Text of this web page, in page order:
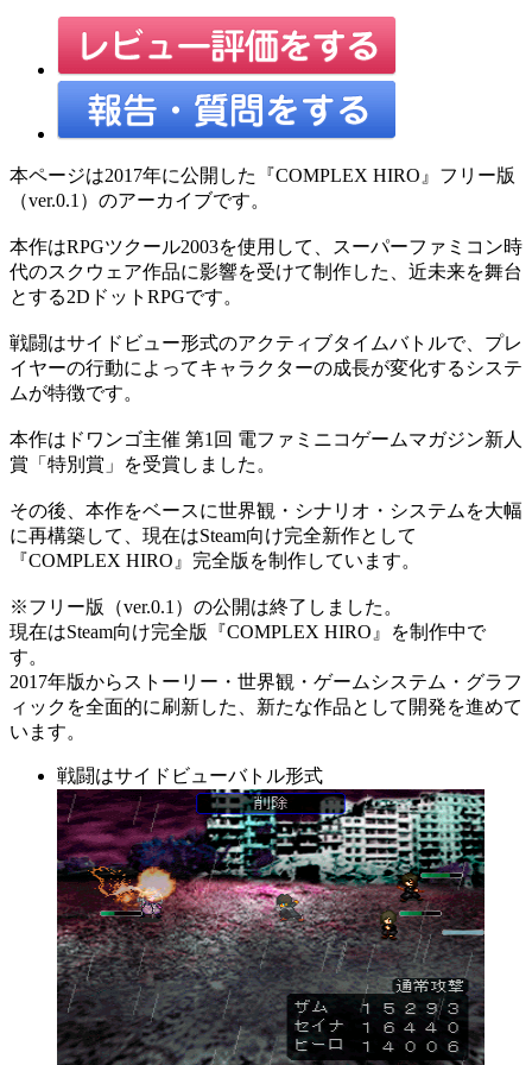
本ページは2017年に公開した『COMPLEX HIRO』フリー版
（ver.0.1）のアーカイブです。
本作はRPGツクール2003を使用して、スーパーファミコン時
代のスクウェア作品に影響を受けて制作した、近未来を舞台
とする2DドットRPGです。
戦闘はサイドビュー形式のアクティブタイムバトルで、プレ
イヤーの行動によってキャラクターの成長が変化するシステ
ムが特徴です。
本作はドワンゴ主催 第1回 電ファミニコゲームマガジン新人
賞「特別賞」を受賞しました。
その後、本作をベースに世界観・シナリオ・システムを大幅
に再構築して、現在はSteam向け完全新作として
『COMPLEX HIRO』完全版を制作しています。
※フリー版（ver.0.1）の公開は終了しました。
現在はSteam向け完全版『COMPLEX HIRO』を制作中で
す。
2017年版からストーリー・世界観・ゲームシステム・グラフ
ィックを全面的に刷新した、新たな作品として開発を進めて
います。
戦闘はサイドビューバトル形式